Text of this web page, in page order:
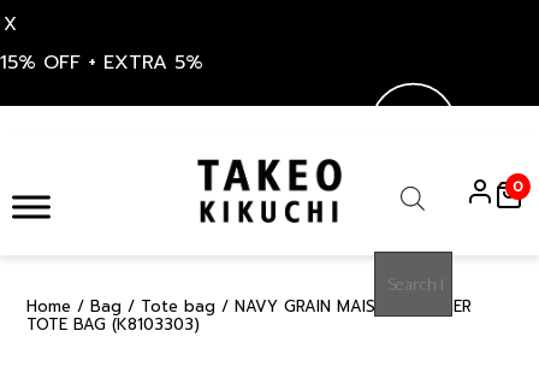
X
15% OFF + EXTRA 5%
content
search
0
Home / Bag / Tote bag / NAVY GRAIN MAISON LEATHER
TOTE BAG (K8103303)